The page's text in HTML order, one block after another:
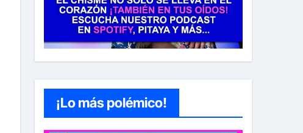
¡Lo más polémico!